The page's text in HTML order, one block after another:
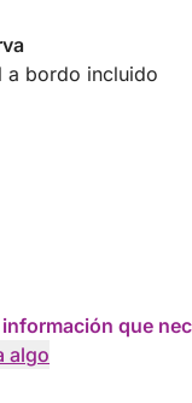
a bordo incluido
que
algo